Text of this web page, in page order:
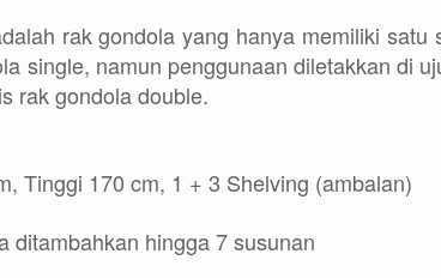
rak gondola yang hanya memiliki satu
single, namun penggunaan diletakkan di
rak gondola double.
Tinggi 170 cm, 1 + 3 Shelving (ambalan)
ditambahkan hingga 7 susunan